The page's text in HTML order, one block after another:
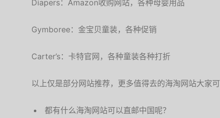
Diapers：Amazon收购网站，各种母婴用品
Gymboree：金宝贝童装，各种促销
Carter’s：卡特官网，各种童装各种打折
以上仅是部分网站推荐，更多值得去的海淘网站大家
都有什么海淘网站可以直邮中国呢？